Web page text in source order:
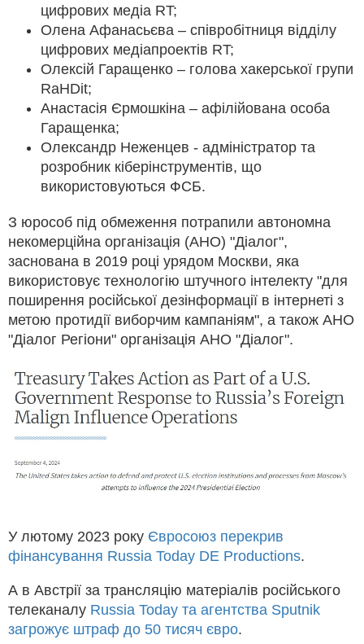
цифрових медіа RT;
Олена Афанасьєва – співробітниця відділу
цифрових медіапроектів RT;
Олексій Гаращенко – голова хакерської групи
RaHDit;
Анастасія Єрмошкіна – афілійована особа
Гаращенка;
Олександр Неженцев - адміністратор та
розробник кіберінструментів, що
використовуються ФСБ.
З юрособ під обмеження потрапили автономна
некомерційна організація (АНО) "Діалог",
заснована в 2019 році урядом Москви, яка
використовує технологію штучного інтелекту "для
поширення російської дезінформації в інтернеті з
метою протидії виборчим кампаніям", а також АНО
"Діалог Регіони" організація АНО "Діалог".
У лютому 2023 року Євросоюз перекрив
фінансування Russia Today DE Productions.
А в Австрії за трансляцію матеріалів російського
телеканалу Russia Today та агентства Sputnik
загрожує штраф до 50 тисяч євро.